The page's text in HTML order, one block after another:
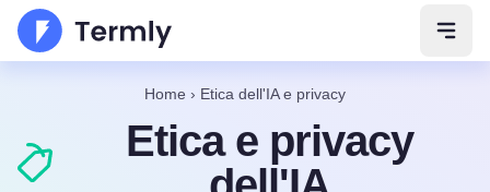
Apri
Home › Etica dell'IA e privacy
Etica e privacy